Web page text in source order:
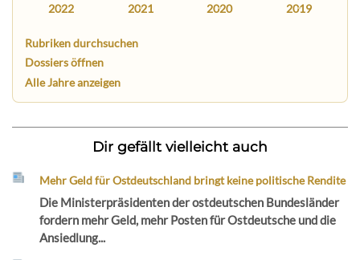
2022 2021 2020 2019
Rubriken durchsuchen
Dossiers öffnen
Alle Jahre anzeigen
Dir gefällt vielleicht auch
Mehr Geld für Ostdeutschland bringt keine politische Rendite
Die Ministerpräsidenten der ostdeutschen Bundesländer
fordern mehr Geld, mehr Posten für Ostdeutsche und die
Ansiedlung...